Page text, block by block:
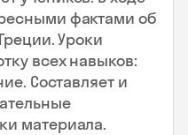
фактами об
Уроки
всех навыков:
Составляет и
материала.